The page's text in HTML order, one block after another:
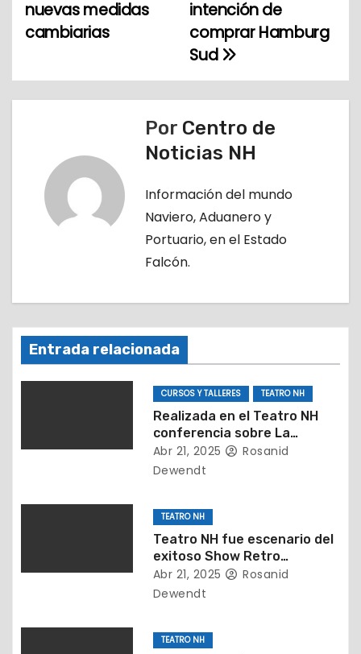
v
e
g
d
e
e
t
a
a
intención de
comprar Hamburg
Sud
nuevas medidas
cambiarias
Por Centro de
Noticias NH
Información del mundo
Naviero, Aduanero y
Portuario, en el Estado
Falcón.
Entrada relacionada
CURSOS Y TALLERES TEATRO NH
Realizada en el Teatro NH
conferencia sobre La
importancia de detectar a
tiempo el TEA
Abr 21, 2025
Rosanid
Dewendt
TEATRO NH
Teatro NH fue escenario del
exitoso Show Retro
presentado por la Fundación
Legados Music
Abr 21, 2025
Rosanid
Dewendt
TEATRO NH